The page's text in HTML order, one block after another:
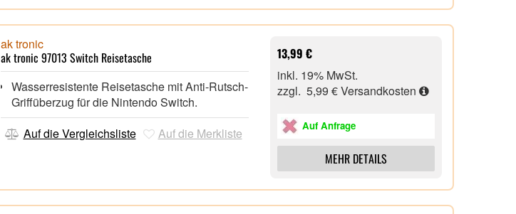
Access: Die Schutzhülle wurde speziell für die
Switch entwickelt und verfügt daher über
passend platzierte Ausschnitte, so dass alle
Funktionen (außer TV-Dock/Joy-Con
Entfernung) zugänglich sind
Schutzglas: Dieses extrem dünne Schutzglas
der neusten Generation bietet empfindlichen
Nintendo Switch Displays den ultimativen
Schutz gegen Kratzer, Stöße und andere
ak tronic
ak tronic 97013 Switch Reisetasche
Wasserresistente Reisetasche mit Anti-Rutsch-
Griffüberzug für die Nintendo Switch.
Auf die Vergleichsliste
Auf die Merkliste
13,99 €
inkl. 19% MwSt.
zzgl. 5,99 €Versandkosten
Auf Anfrage
MEHR DETAILS